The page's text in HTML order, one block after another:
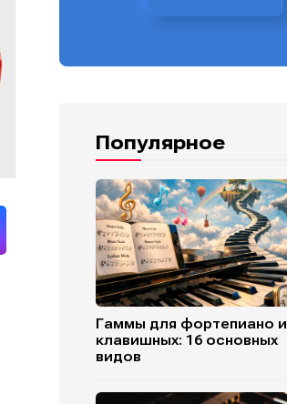
Популярное
Гаммы для фортепиано и
клавишных: 16 основных
видов